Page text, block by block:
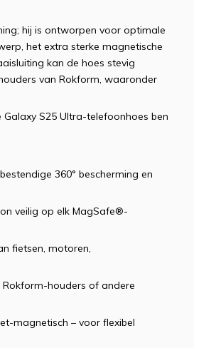
hij is ontworpen voor optimale
het extra sterke magnetische
kan de hoes stevig
van Rokform, waaronder
S25 Ultra-telefoonhoes ben
360° bescherming en
veilig op elk MagSafe®-
fietsen, motoren,
houders of andere
magnetisch – voor flexibel